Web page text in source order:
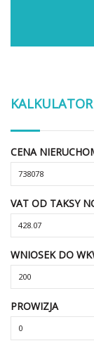
CENA
VAT OD TAKSY
WNIOSEK DO
PROWIZJA